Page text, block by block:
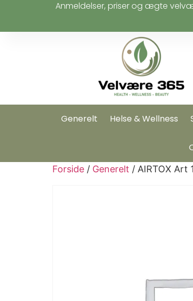
Anmeldelser, priser og ægte
Generelt Helse & Wellness
Forside / Generelt / AIRTOX Art